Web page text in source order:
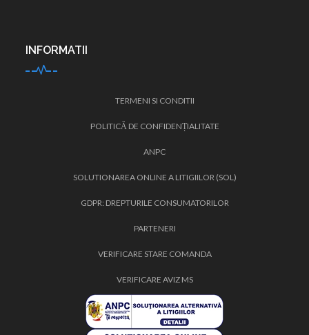
INFORMATII
TERMENI SI CONDITII
POLITICĂ DE CONFIDENȚIALITATE
ANPC
SOLUTIONAREA ONLINE A LITIGIILOR (SOL)
GDPR: DREPTURILE CONSUMATORILOR
PARTENERI
VERIFICARE STARE COMANDA
VERIFICARE AVIZ MS